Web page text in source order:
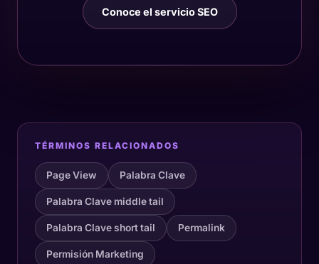
Conoce el servicio SEO
TÉRMINOS RELACIONADOS
Page View Palabra Clave
Palabra Clave middle tail
Palabra Clave short tail Permalink
Permisión Marketing